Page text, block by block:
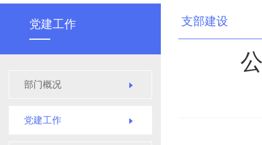
党建工作
部门概况
党建工作
支部建设